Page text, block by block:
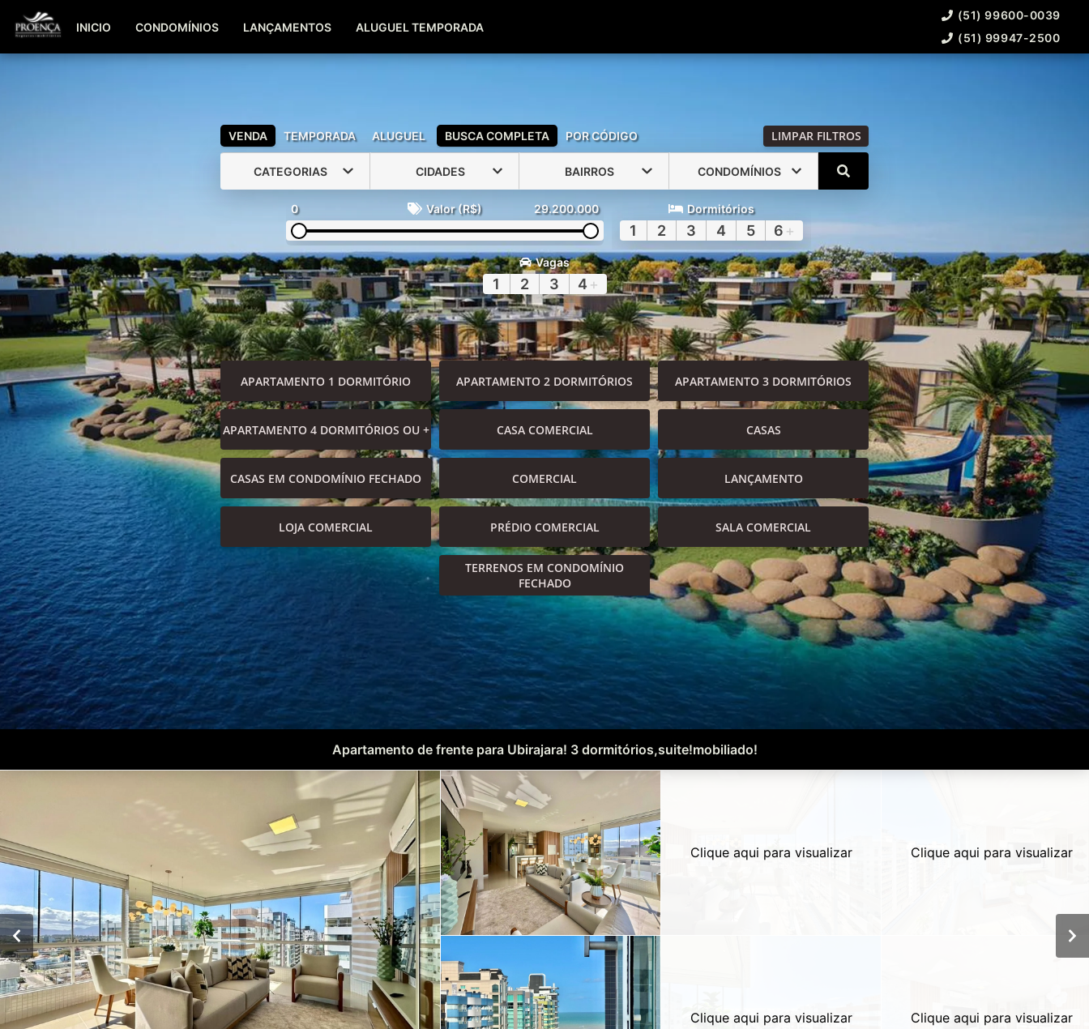
(51) 99600-0039
INICIO CONDOMÍNIOS LANÇAMENTOS ALUGUEL TEMPORADA
(51) 99600-0039
(51) 99947-2500
VENDA TEMPORADA ALUGUEL BUSCA COMPLETA POR CÓDIGO LIMPAR FILTROS
CATEGORIAS CIDADES BAIRROS CONDOMÍNIOS
0 Valor (R$) 29.200.000 Dormitórios
1 2 3 4 5 6 +
Vagas
1 2 3 4 +
APARTAMENTO 1 DORMITÓRIO APARTAMENTO 2 DORMITÓRIOS APARTAMENTO 3 DORMITÓRIOS
APARTAMENTO 4 DORMITÓRIOS OU + CASA COMERCIAL CASAS
CASAS EM CONDOMÍNIO FECHADO COMERCIAL LANÇAMENTO
LOJA COMERCIAL PRÉDIO COMERCIAL SALA COMERCIAL
TERRENOS EM CONDOMÍNIO
FECHADO
Apartamento de frente para Ubirajara! 3 dormitórios,suite!mobiliado!
Clique aqui para visualizar
Clique aqui para visualizar
Clique aqui para visualizar
Clique aqui para visualizar